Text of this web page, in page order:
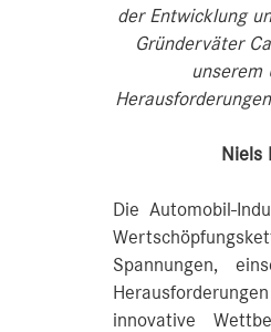
der Entwicklung
Gründerväter
unserem
Niels
Die Automobil-
Spannungen,
innovative